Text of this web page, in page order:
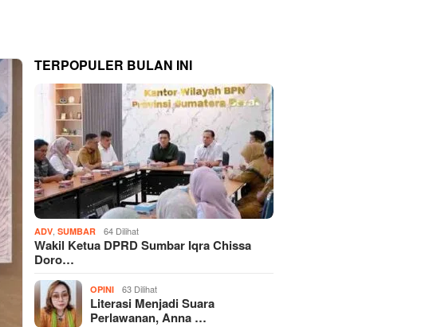
TERPOPULER BULAN INI
ADV ,SUMBAR 64 Dilihat
Wakil Ketua DPRD Sumbar Iqra Chissa
Doro…
OPINI 63 Dilihat
Literasi Menjadi Suara
Perlawanan, Anna …